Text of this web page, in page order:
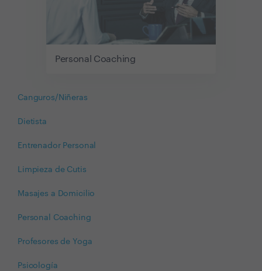
Personal Coaching
Canguros/Niñeras
Dietista
Entrenador Personal
Limpieza de Cutis
Masajes a Domicilio
Personal Coaching
Profesores de Yoga
Psicología